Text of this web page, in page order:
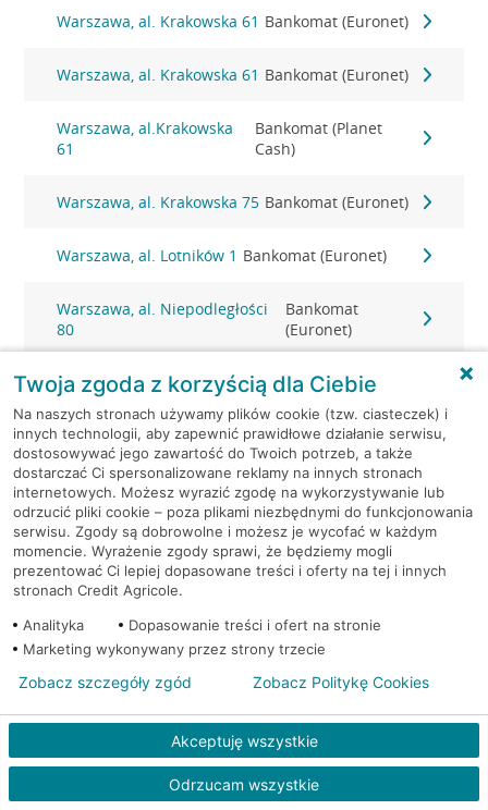
Warszawa, al. Krakowska 61 Bankomat (Euronet)
Warszawa, al. Krakowska 61 Bankomat (Euronet)
Warszawa, al.Krakowska
61
Bankomat (Planet
Cash)
Warszawa, al. Krakowska 75 Bankomat (Euronet)
Warszawa, al. Lotników 1 Bankomat (Euronet)
Warszawa, al. Niepodległości
80
Bankomat
(Euronet)
Warszawa, Al. Prymasa
Tysiąclecia 83A/lok 6
Bankomat
(Euronet)
Warszawa, al. Reymonta 6 Bankomat (Euronet)
Warszawa, al. Rzeczypospolitej
14
Bankomat
(Euronet)
Warszawa, al. Rzeczypospolitej
Bankomat
Warszawa, al. Rzeczypospolitej
29
Bankomat
(Euronet)
Warszawa, al. Stanów
Zjednoczonych 20A
Bankomat
(Euronet)
Twoja zgoda z korzyścią dla Ciebie
Na naszych stronach używamy plików cookie (tzw. ciasteczek) i
innych technologii, aby zapewnić prawidłowe działanie serwisu,
dostosowywać jego zawartość do Twoich potrzeb, a także
dostarczać Ci spersonalizowane reklamy na innych stronach
internetowych. Możesz wyrazić zgodę na wykorzystywanie lub
odrzucić pliki cookie – poza plikami niezbędnymi do funkcjonowania
serwisu. Zgody są dobrowolne i możesz je wycofać w każdym
momencie. Wyrażenie zgody sprawi, że będziemy mogli
prezentować Ci lepiej dopasowane treści i oferty na tej i innych
stronach Credit Agricole.
Analityka
Dopasowanie treści i ofert na stronie
Marketing wykonywany przez strony trzecie
Akceptuję wszystkie
Odrzucam wszystkie
Zobacz szczegóły zgód Zobacz Politykę Cookies